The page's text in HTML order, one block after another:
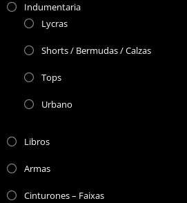
Indumentaria
Lycras
Shorts / Bermudas / Calzas
Tops
Urbano
Libros
Armas
Cinturones – Faixas